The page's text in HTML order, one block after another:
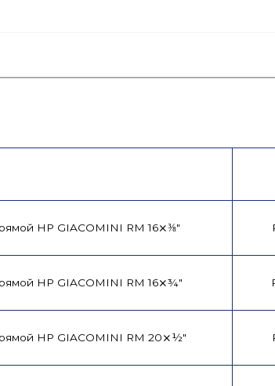
НР GIACOMINI RM 16⨯⅜"
НР GIACOMINI RM 16⨯¾"
НР GIACOMINI RM 20⨯½"